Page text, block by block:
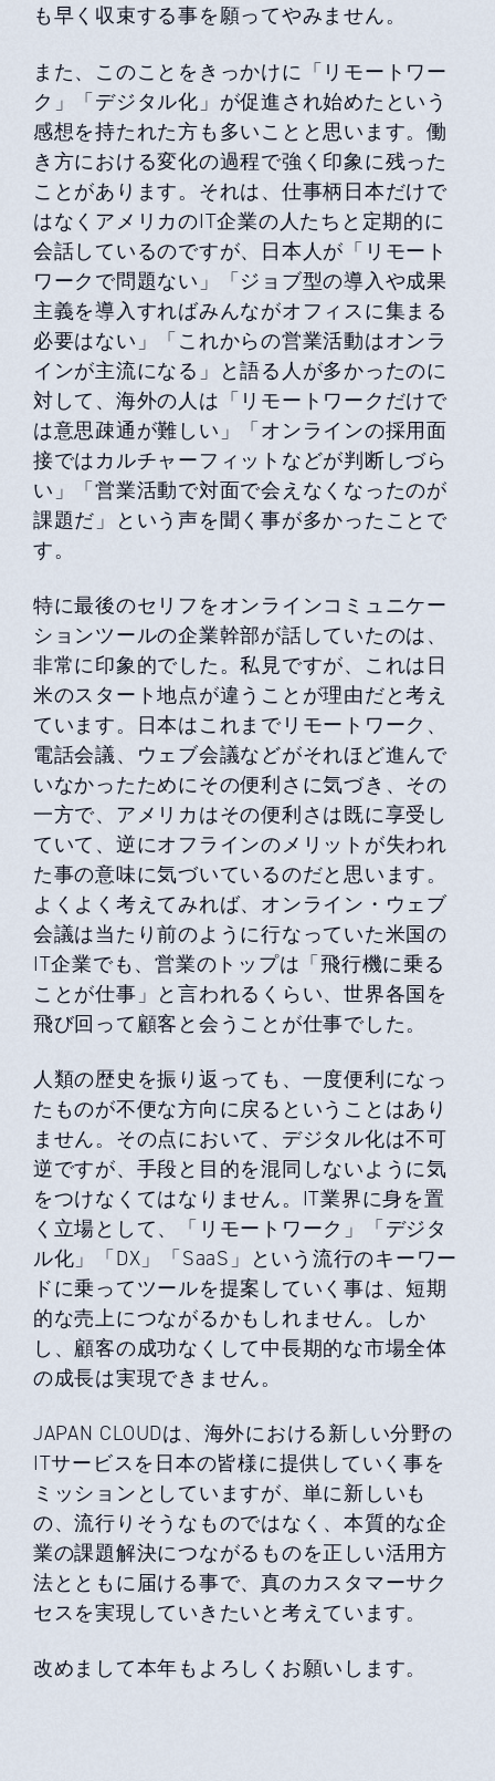
も早く収束する事を願ってやみません。
また、このことをきっかけに「リモートワー
ク」「デジタル化」が促進され始めたという
感想を持たれた方も多いことと思います。働
き方における変化の過程で強く印象に残った
ことがあります。それは、仕事柄日本だけで
はなくアメリカのIT企業の人たちと定期的に
会話しているのですが、日本人が「リモート
ワークで問題ない」「ジョブ型の導入や成果
主義を導入すればみんながオフィスに集まる
必要はない」「これからの営業活動はオンラ
インが主流になる」と語る人が多かったのに
対して、海外の人は「リモートワークだけで
は意思疎通が難しい」「オンラインの採用面
接ではカルチャーフィットなどが判断しづら
い」「営業活動で対面で会えなくなったのが
課題だ」という声を聞く事が多かったことで
す。
特に最後のセリフをオンラインコミュニケー
ションツールの企業幹部が話していたのは、
非常に印象的でした。私見ですが、これは日
米のスタート地点が違うことが理由だと考え
ています。日本はこれまでリモートワーク、
電話会議、ウェブ会議などがそれほど進んで
いなかったためにその便利さに気づき、その
一方で、アメリカはその便利さは既に享受し
ていて、逆にオフラインのメリットが失われ
た事の意味に気づいているのだと思います。
よくよく考えてみれば、オンライン・ウェブ
会議は当たり前のように行なっていた米国の
IT企業でも、営業のトップは「飛行機に乗る
ことが仕事」と言われるくらい、世界各国を
飛び回って顧客と会うことが仕事でした。
人類の歴史を振り返っても、一度便利になっ
たものが不便な方向に戻るということはあり
ません。その点において、デジタル化は不可
逆ですが、手段と目的を混同しないように気
をつけなくてはなりません。IT業界に身を置
く立場として、「リモートワーク」「デジタ
ル化」「DX」「SaaS」という流行のキーワー
ドに乗ってツールを提案していく事は、短期
的な売上につながるかもしれません。しか
し、顧客の成功なくして中長期的な市場全体
の成長は実現できません。
JAPAN CLOUDは、海外における新しい分野の
ITサービスを日本の皆様に提供していく事を
ミッションとしていますが、単に新しいも
の、流行りそうなものではなく、本質的な企
業の課題解決につながるものを正しい活用方
法とともに届ける事で、真のカスタマーサク
セスを実現していきたいと考えています。
改めまして本年もよろしくお願いします。